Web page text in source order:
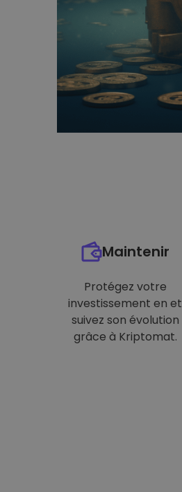
Maintenir
Protégez votre
investissement en et
suivez son évolution
grâce à Kriptomat.